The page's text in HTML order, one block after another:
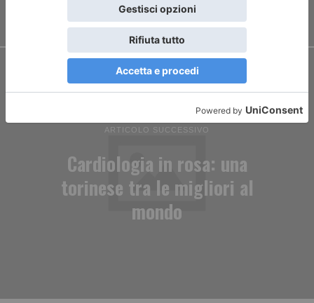
ARTICOLO SUCCESSIVO
Cardiologia in rosa: una
torinese tra le migliori al
mondo